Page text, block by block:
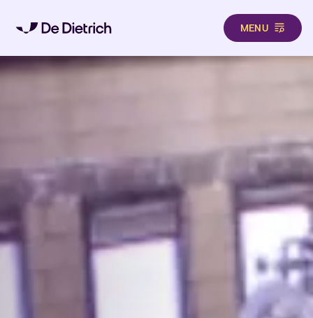
Direkt zum Inhalt
MENU